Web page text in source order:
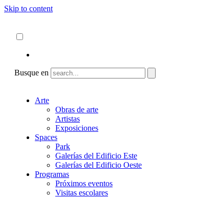
Skip to content
Busque en
Arte
Obras de arte
Artistas
Exposiciones
Spaces
Park
Galerías del Edificio Este
Galerías del Edificio Oeste
Programas
Próximos eventos
Visitas escolares